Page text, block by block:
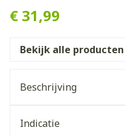
€ 31,99
Bekijk alle
Beschrijving
Indicatie